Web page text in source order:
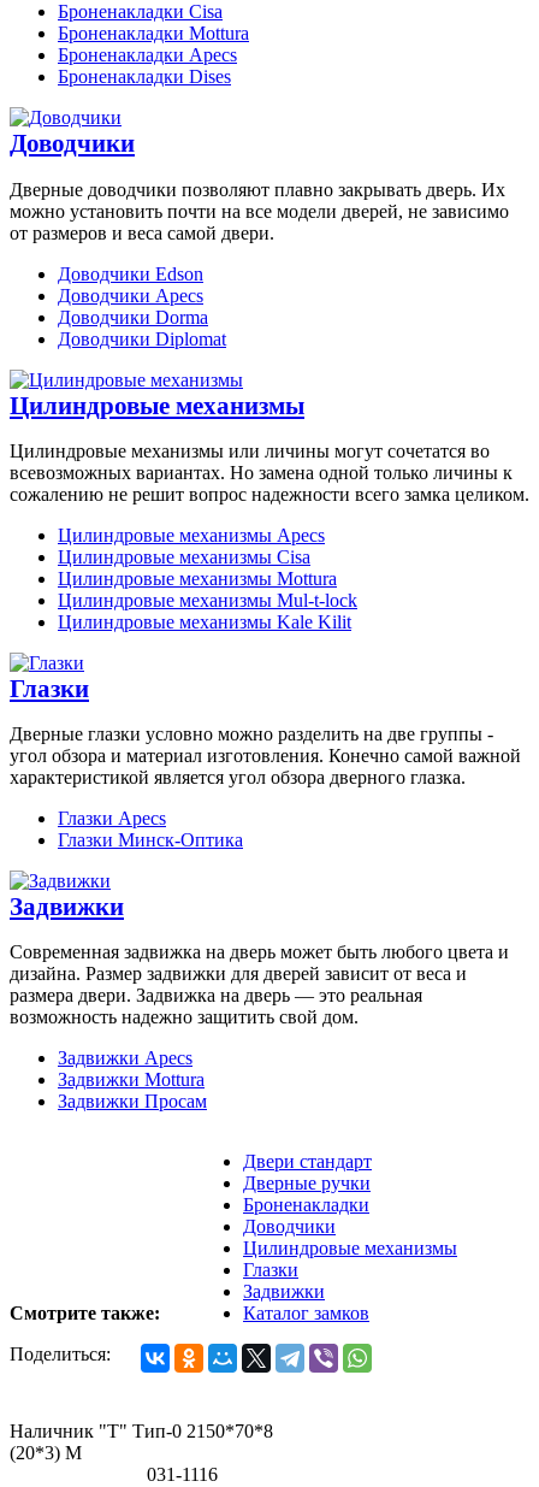
Броненакладки Cisa
Броненакладки Mottura
Броненакладки Apecs
Броненакладки Dises
Доводчики
Дверные доводчики позволяют плавно закрывать дверь. Их
можно установить почти на все модели дверей, не зависимо
от размеров и веса самой двери.
Доводчики Edson
Доводчики Apecs
Доводчики Dorma
Доводчики Diplomat
Цилиндровые механизмы
Цилиндровые механизмы или личины могут сочетатся во
всевозможных вариантах. Но замена одной только личины к
сожалению не решит вопрос надежности всего замка целиком.
Цилиндровые механизмы Apecs
Цилиндровые механизмы Cisa
Цилиндровые механизмы Mottura
Цилиндровые механизмы Mul-t-lock
Цилиндровые механизмы Kale Kilit
Глазки
Дверные глазки условно можно разделить на две группы -
угол обзора и материал изготовления. Конечно самой важной
характеристикой является угол обзора дверного глазка.
Глазки Apecs
Глазки Минск-Оптика
Задвижки
Современная задвижка на дверь может быть любого цвета и
дизайна. Размер задвижки для дверей зависит от веса и
размера двери. Задвижка на дверь — это реальная
возможность надежно защитить свой дом.
Задвижки Apecs
Задвижки Mottura
Задвижки Просам
Смотрите также:
Двери стандарт
Дверные ручки
Броненакладки
Доводчики
Цилиндровые механизмы
Глазки
Задвижки
Каталог замков
Поделиться:
Наличник "Т" Тип-0 2150*70*8
(20*3) M
031-1116